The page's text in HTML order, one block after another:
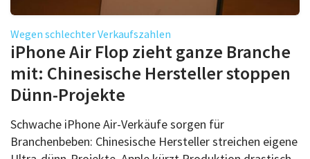
Wegen schlechter Verkaufszahlen
iPhone Air Flop zieht ganze Branche
mit: Chinesische Hersteller stoppen
Dünn-Projekte
Schwache iPhone Air-Verkäufe sorgen für
Branchenbeben: Chinesische Hersteller streichen eigene